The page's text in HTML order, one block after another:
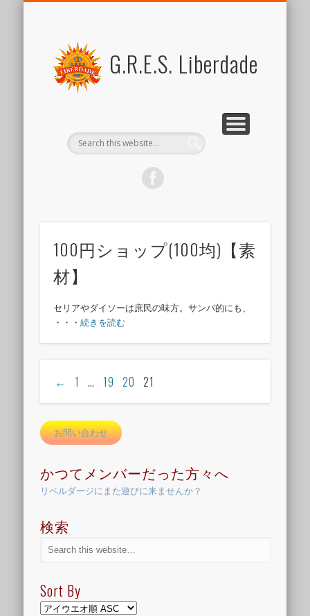
G.R.E.S. Liberdade
100円ショップ(100均)【素
材】
セリアやダイソーは庶民の味方。サンバ的にも、
・・・続きを読む
← 1 … 19 20 21
お問い合わせ
かつてメンバーだった方々へ
リベルダージにまた遊びに来ませんか？
検索
Sort By